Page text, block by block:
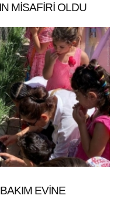
MİSAFİRİ OLDU
EVİNE